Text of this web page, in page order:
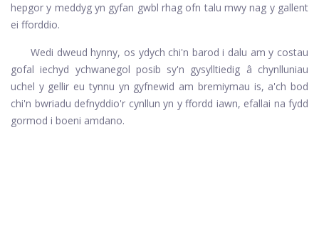
hepgor y meddyg yn gyfan gwbl rhag ofn talu mwy nag y gallent
ei fforddio.
Wedi dweud hynny, os ydych chi'n barod i dalu am y costau
gofal iechyd ychwanegol posib sy'n gysylltiedig â chynlluniau
uchel y gellir eu tynnu yn gyfnewid am bremiymau is, a'ch bod
chi'n bwriadu defnyddio'r cynllun yn y ffordd iawn, efallai na fydd
gormod i boeni amdano.